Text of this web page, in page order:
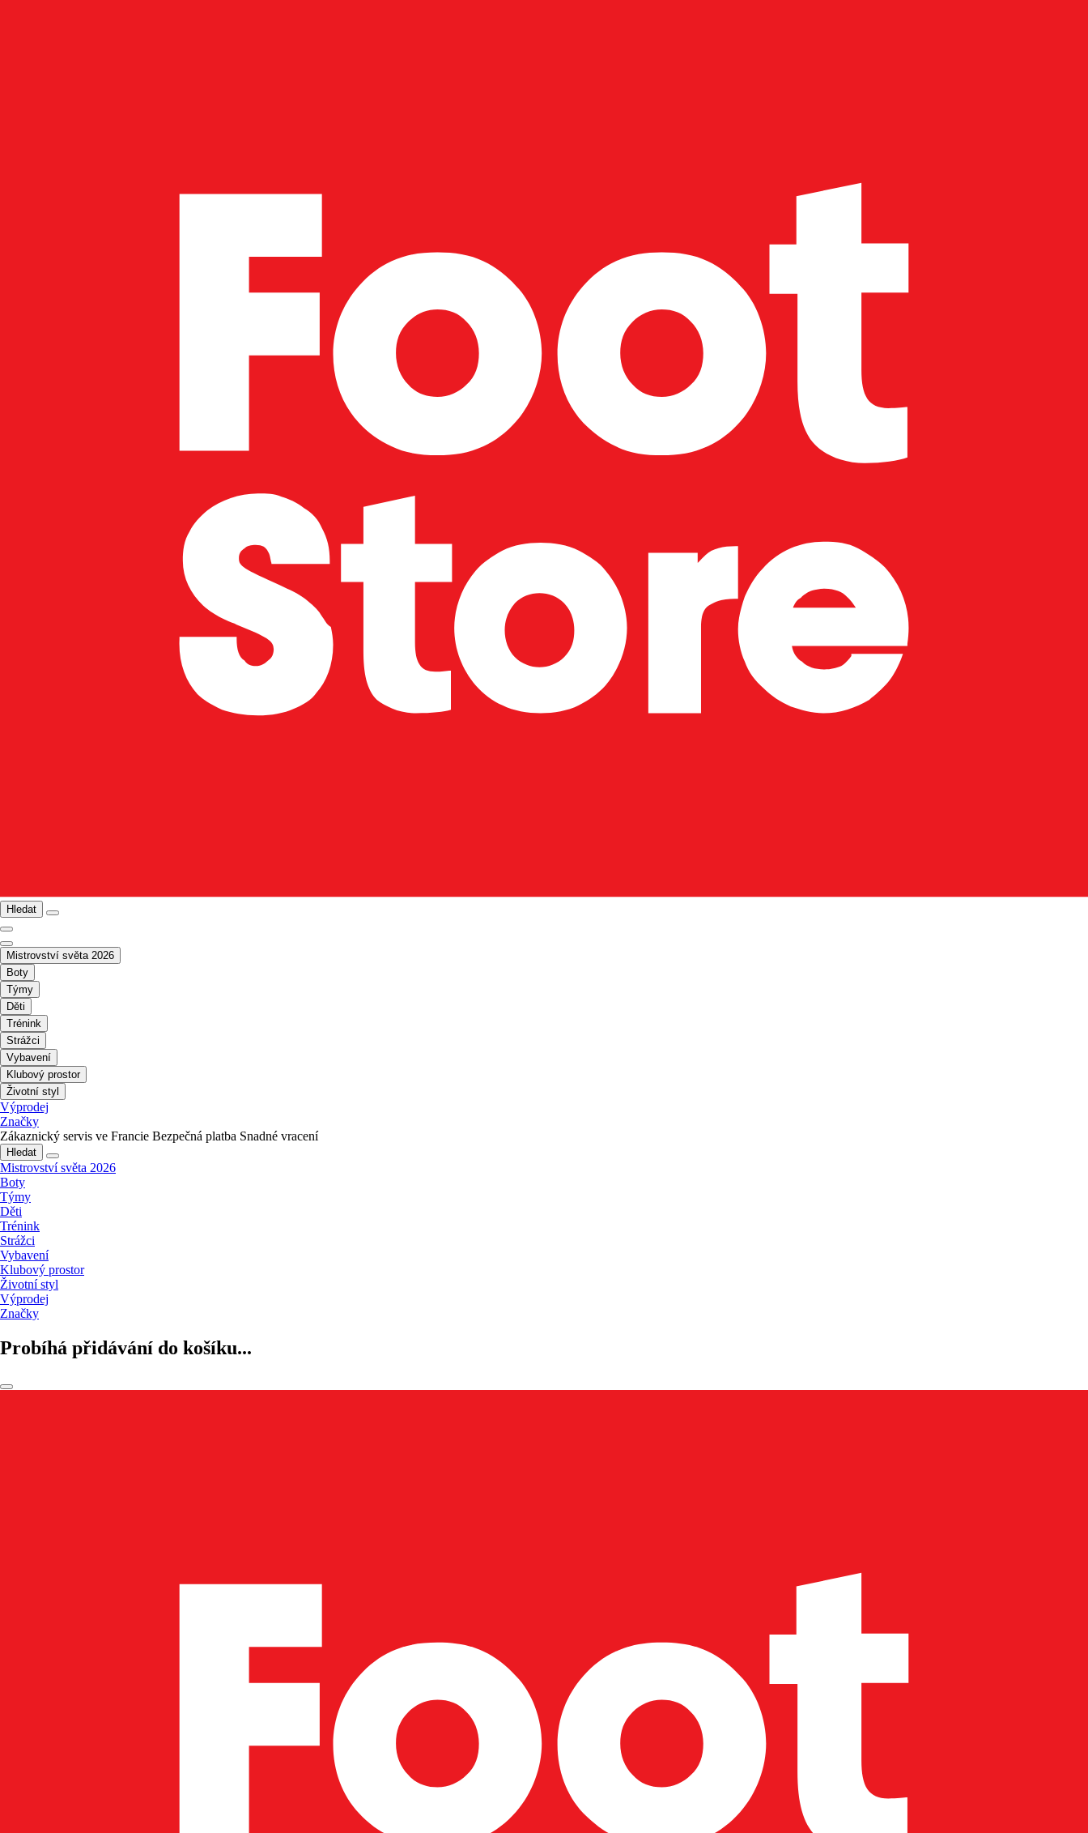
Hledat
Mistrovství světa 2026
Boty
Týmy
Děti
Trénink
Strážci
Vybavení
Klubový prostor
Životní styl
Výprodej
Značky
Zákaznický servis ve Francie Bezpečná platba Snadné vracení
Hledat
Mistrovství světa 2026
Boty
Týmy
Děti
Trénink
Strážci
Vybavení
Klubový prostor
Životní styl
Výprodej
Značky
Probíhá přidávání do košíku...